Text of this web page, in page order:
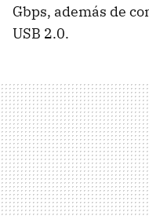
Gbps, además de
USB 2.0.